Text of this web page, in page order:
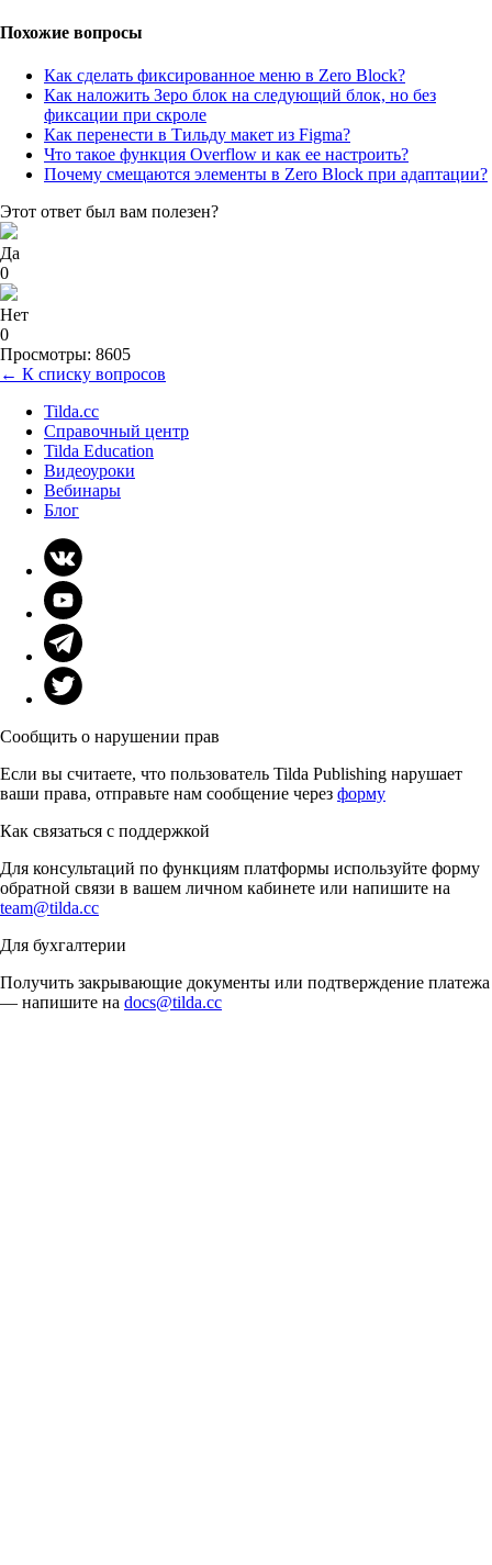
Похожие вопросы
Как сделать фиксированное меню в Zero Block?
Как наложить Зеро блок на следующий блок, но без
фиксации при скроле
Как перенести в Тильду макет из Figma?
Что такое функция Overflow и как ее настроить?
Почему смещаются элементы в Zero Block при адаптации?
Этот ответ был вам полезен?
Да
0
Нет
0
Просмотры: 8605
← К списку вопросов
Tilda.cc
Справочный центр
Tilda Education
Видеоуроки
Вебинары
Блог
Сообщить о нарушении прав
Если вы считаете, что пользователь Tilda Publishing нарушает
ваши права, отправьте нам сообщение через форму
Как связаться с поддержкой
Для консультаций по функциям платформы используйте форму
обратной связи в вашем личном кабинете или напишите на
team@tilda.cc
Для бухгалтерии
Получить закрывающие документы или подтверждение платежа
— напишите на docs@tilda.cc